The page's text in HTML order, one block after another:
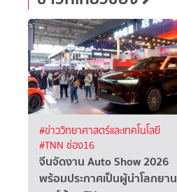
#ข่าววิทยาศาสตร์และเทคโนโลยี
#TNN ช่อง16
จีนจัดงาน Auto Show 2026
พร้อมประกาศเป็นผู้นำโลกยาน